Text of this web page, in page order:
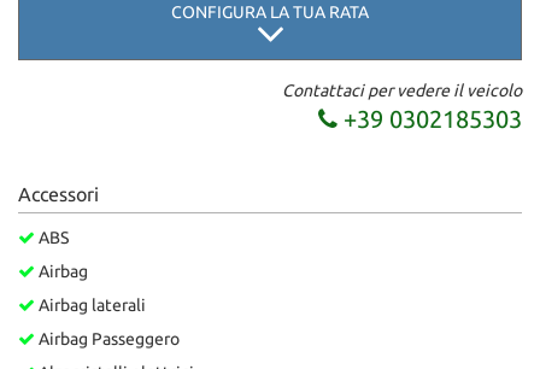
CONFIGURA LA TUA RATA
Contattaci per vedere il veicolo
+39 0302185303
Accessori
ABS
Airbag
Airbag laterali
Airbag Passeggero